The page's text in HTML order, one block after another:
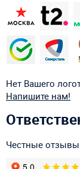
Нет Вашего
Напишите нам!
Честные